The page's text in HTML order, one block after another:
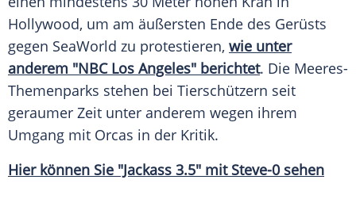
Hollywood, um am äußersten Ende des Gerüsts
gegen SeaWorld zu protestieren, wie unter
anderem "NBC Los Angeles" berichtet. Die Meeres-
Themenparks stehen bei Tierschützern seit
geraumer Zeit unter anderem wegen ihrem
Umgang mit Orcas in der Kritik.
Hier können Sie "Jackass 3.5" mit Steve-0 sehen